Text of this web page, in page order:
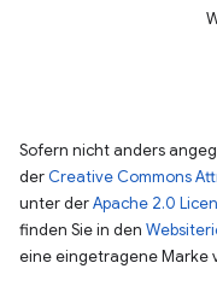
Sofern nicht anders
der Creative Commons
unter derApache 2.0
finden Sie in den
eine eingetragene Marke